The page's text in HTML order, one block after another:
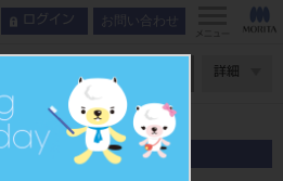
ログイン お問い合わせ
メニュー
詳細
粉 １００ｇ
せ